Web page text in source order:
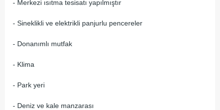
- Merkezi ısıtma tesisatı yapılmıştır
- Sineklikli ve elektrikli panjurlu pencereler
- Donanımlı mutfak
- Klima
- Park yeri
- Deniz ve kale manzarası